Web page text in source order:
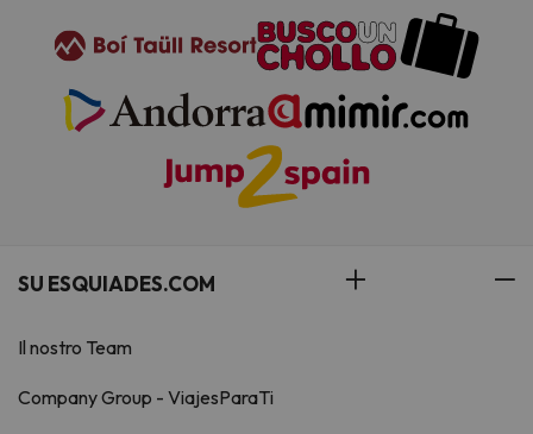
SU ESQUIADES.COM
Il nostro Team
Company Group - ViajesParaTi